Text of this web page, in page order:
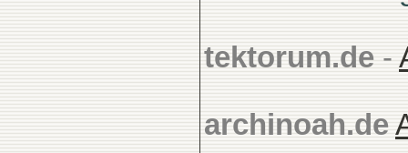
tektorum.de -
archinoah.de